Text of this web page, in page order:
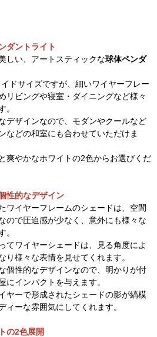
ダントライト
しい、アートスティックな球体ペンダ
ドサイズですが、細いワイヤーフレー
リビングや寝室・ダイニングなど様々
。
デザインなので、モダンやクールなど
などの和室にも合わせていただけま
爽やかなホワイトの2色からお選びくだ
性的なデザイン
ワイヤーフレームのシェードは、空間
ので圧迫感が少なく、意外にも様々な
。
てワイヤーシェードは、見る角度によ
り様々な表情を見せてくれます。
個性的なデザインなので、明かりが付
にインパクトを与えます。
ヤーで形成されたシェードの影が縞模
ィーな雰囲気にしてくれます。
の2色展開